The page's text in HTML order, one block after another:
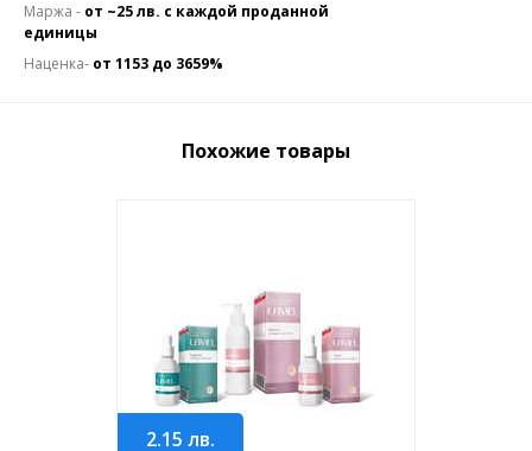
Маржа - от ~25 лв. с каждой проданной
единицы
Наценка- от 1153 до 3659%
Похожие товары
2.15 лв.